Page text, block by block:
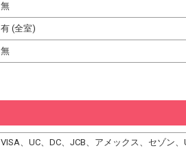
無
有 (全室)
無
VISA、UC、DC、JCB、アメックス、セゾン